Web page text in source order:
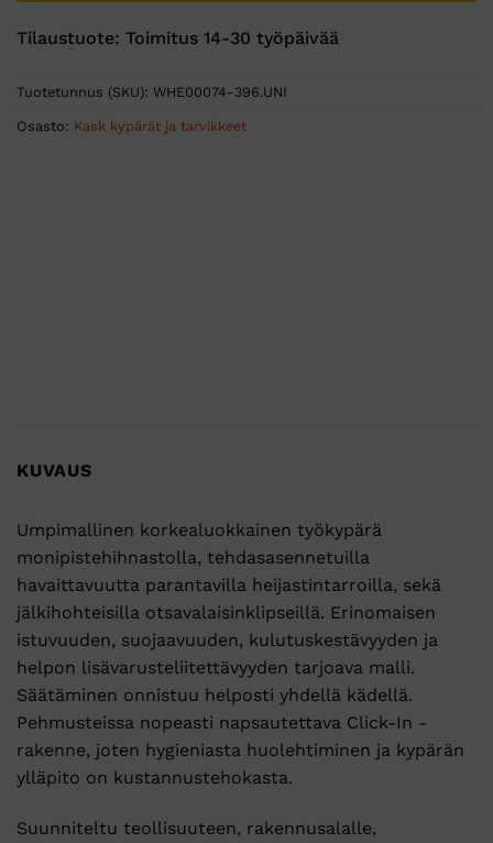
Tilaustuote: Toimitus 14-30 työpäivää
Tuotetunnus (SKU): WHE00074-396.UNI
Osasto: Kask kypärät ja tarvikkeet
KUVAUS
Umpimallinen korkealuokkainen työkypärä
monipistehihnastolla, tehdasasennetuilla
havaittavuutta parantavilla heijastintarroilla, sekä
jälkihohteisilla otsavalaisinklipseillä. Erinomaisen
istuvuuden, suojaavuuden, kulutuskestävyyden ja
helpon lisävarusteliitettävyyden tarjoava malli.
Säätäminen onnistuu helposti yhdellä kädellä.
Pehmusteissa nopeasti napsautettava Click-In -
rakenne, joten hygieniasta huolehtiminen ja kypärän
ylläpito on kustannustehokasta.
Suunniteltu teollisuuteen, rakennusalalle,